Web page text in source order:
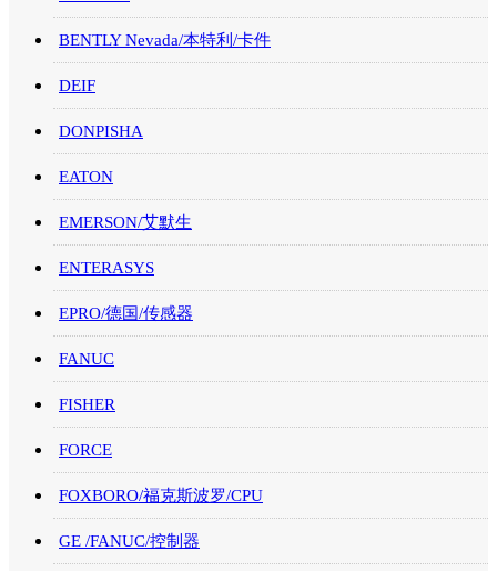
BENTLY Nevada/本特利/卡件
DEIF
DONPISHA
EATON
EMERSON/艾默生
ENTERASYS
EPRO/德国/传感器
FANUC
FISHER
FORCE
FOXBORO/福克斯波罗/CPU
GE /FANUC/控制器